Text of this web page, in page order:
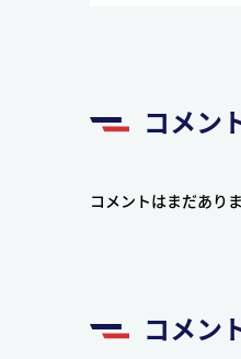
コメン
コメントはまだあり
コメン